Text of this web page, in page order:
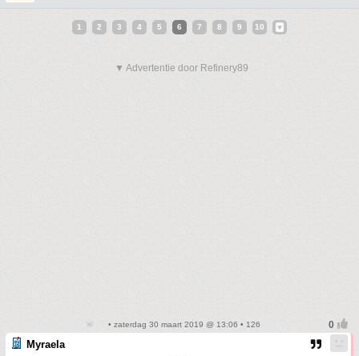
1 2 3 4 5 6 7 8 9 10
▼ Advertentie door Refinery89
• zaterdag 30 maart 2019 @ 13:06 • 126
Myraela